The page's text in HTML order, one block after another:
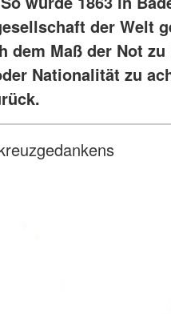
der Welt
dem Maß der Not
Nationalität zu